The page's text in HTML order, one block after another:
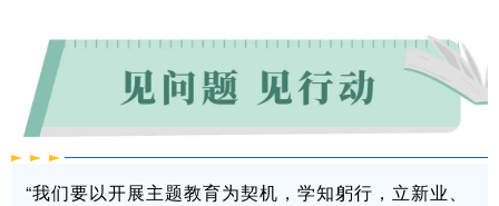
“我们要以开展主题教育为契机，学知躬行，立新业、